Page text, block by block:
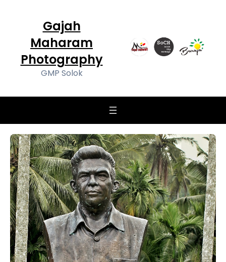
Gajah
Maharam
Photography
GMP Solok